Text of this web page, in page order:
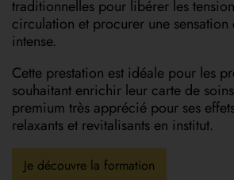
traditionnelles pour libérer les
circulation et procurer une sensation
intense.
Cette prestation est idéale pour les
souhaitant enrichir leur carte de
premium très apprécié pour ses
relaxants et revitalisants en institut.
Je découvre la formation